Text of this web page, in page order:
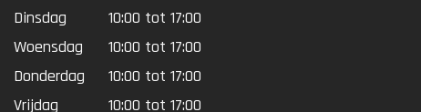
Dinsdag
10:00 tot 17:00
Woensdag
10:00 tot 17:00
Donderdag
10:00 tot 17:00
Vrijdag
10:00 tot 17:00